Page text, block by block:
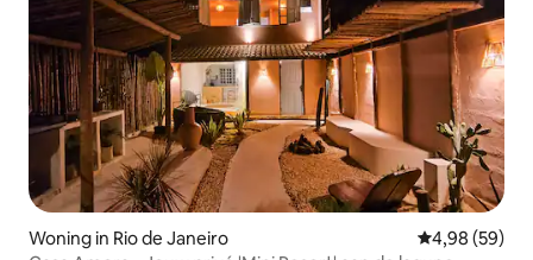
Woning in Rio de Janeiro Gemiddelde
4,98 (59)